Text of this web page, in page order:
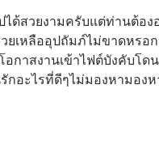
ได้สวยงามครับแต่ท่านต้อ
ยเหลืออุปถัมภ์ไม่ขาดหรอ
กาสงานเข้าไฟต์บังคับโ
อะไรที่ดีๆไม่มองหามองห